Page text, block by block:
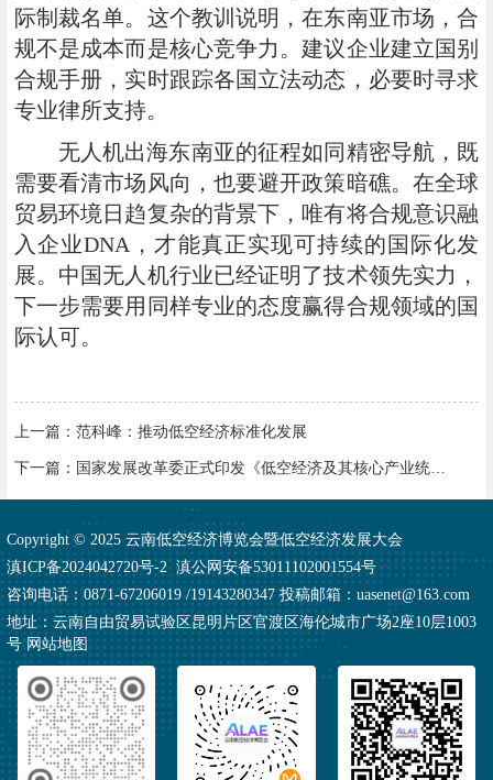
际制裁名单。这个教训说明，在东南亚市场，合
规不是成本而是核心竞争力。建议企业建立国别
合规手册，实时跟踪各国立法动态，必要时寻求
专业律所支持。
无人机出海东南亚的征程如同精密导航，既
需要看清市场风向，也要避开政策暗礁。在全球
贸易环境日趋复杂的背景下，唯有将合规意识融
入企业DNA，才能真正实现可持续的国际化发
展。中国无人机行业已经证明了技术领先实力，
下一步需要用同样专业的态度赢得合规领域的国
际认可。
上一篇： 范科峰：推动低空经济标准化发展
下一篇： 国家发展改革委正式印发《低空经济及其核心产业统计分类（试行）》
Copyright © 2025 云南低空经济博览会暨低空经济发展大会
滇ICP备2024042720号-2滇公网安备53011102001554号
咨询电话：0871-67206019 /19143280347 投稿邮箱：uasenet@163.com
地址：云南自由贸易试验区昆明片区官渡区海伦城市广场2座10层1003
号网站地图